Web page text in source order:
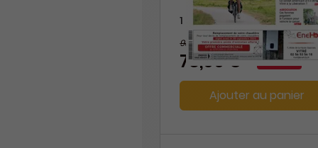
1 an
98,80 €
78,00 € -21%
Ajouter au panier